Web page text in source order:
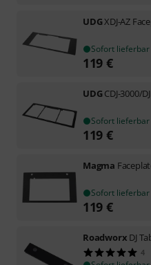
UDGXDJ-AZ
Sofort lieferbar
119 €
UDGCDJ-3000/
Sofort lieferbar
119 €
Magma
Sofort lieferbar
119 €
Roadworx DJ
4